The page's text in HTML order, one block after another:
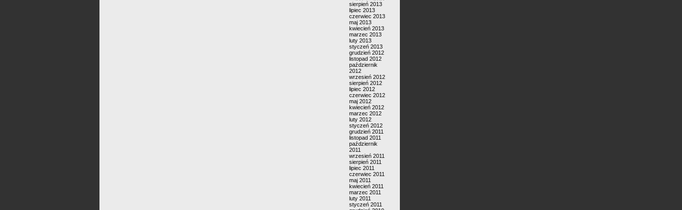
sierpień 2013
lipiec 2013
czerwiec 2013
maj 2013
kwiecień 2013
marzec 2013
luty 2013
styczeń 2013
grudzień 2012
listopad 2012
październik
2012
wrzesień 2012
sierpień 2012
lipiec 2012
czerwiec 2012
maj 2012
kwiecień 2012
marzec 2012
luty 2012
styczeń 2012
grudzień 2011
listopad 2011
październik
2011
wrzesień 2011
sierpień 2011
lipiec 2011
czerwiec 2011
maj 2011
kwiecień 2011
marzec 2011
luty 2011
styczeń 2011